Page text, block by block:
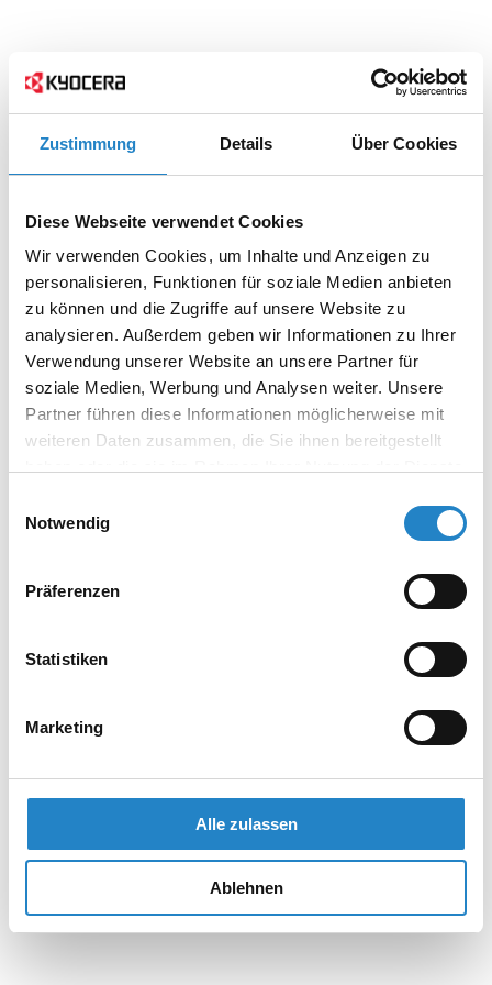
Zustimmung Details Über Cookies
Diese Webseite verwendet Cookies
Wir verwenden Cookies, um Inhalte und Anzeigen zu
personalisieren, Funktionen für soziale Medien anbieten
zu können und die Zugriffe auf unsere Website zu
analysieren. Außerdem geben wir Informationen zu Ihrer
Verwendung unserer Website an unsere Partner für
soziale Medien, Werbung und Analysen weiter. Unsere
Partner führen diese Informationen möglicherweise mit
weiteren Daten zusammen, die Sie ihnen bereitgestellt
Notwendig
Präferenzen
Statistiken
Marketing
Alle zulassen
Ablehnen